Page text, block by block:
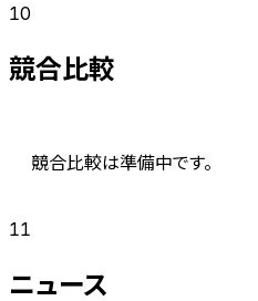
10
競合比較
競合比較は準備中です。
11
ニュース